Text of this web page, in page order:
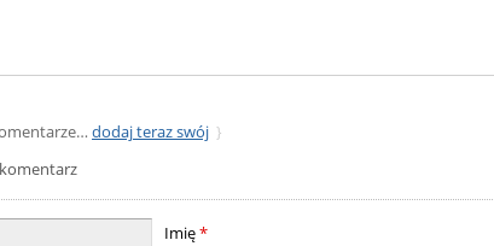
dodaj teraz swój }
Imię*